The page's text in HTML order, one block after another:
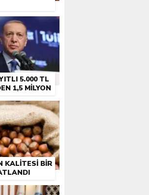
5.000 TL
1,5 MILYON
KALITESI BIR